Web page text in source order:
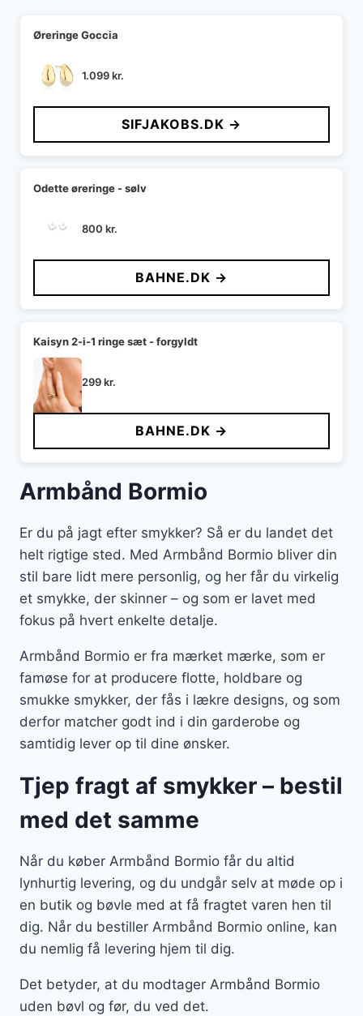
Øreringe Goccia
1.099kr.
SIFJAKOBS.DK →
Odette øreringe - sølv
800 kr.
BAHNE.DK →
Kaisyn 2-i-1 ringe sæt - forgyldt
299kr.
BAHNE.DK →
Armbånd Bormio
Er du på jagt efter smykker? Så er du landet det
helt rigtige sted. Med Armbånd Bormio bliver din
stil bare lidt mere personlig, og her får du virkelig
et smykke, der skinner – og som er lavet med
fokus på hvert enkelte detalje.
Armbånd Bormio er fra mærket mærke, som er
famøse for at producere flotte, holdbare og
smukke smykker, der fås i lækre designs, og som
derfor matcher godt ind i din garderobe og
samtidig lever op til dine ønsker.
Tjep fragt af smykker – bestil
med det samme
Når du køber Armbånd Bormio får du altid
lynhurtig levering, og du undgår selv at møde op i
en butik og bøvle med at få fragtet varen hen til
dig. Når du bestiller Armbånd Bormio online, kan
du nemlig få levering hjem til dig.
Det betyder, at du modtager Armbånd Bormio
uden bøvl og før, du ved det.